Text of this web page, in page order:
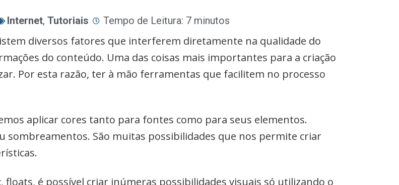
Internet, Tutoriais Tempo de Leitura: 7 minutos
diversos fatores que interferem diretamente na qualidade do
do conteúdo. Uma das coisas mais importantes para a criação
Por esta razão, ter à mão ferramentas que facilitem no processo
aplicar cores tanto para fontes como para seus elementos.
sombreamentos. São muitas possibilidades que nos permite criar
floats, é possível criar inúmeras possibilidades visuais só utilizando o